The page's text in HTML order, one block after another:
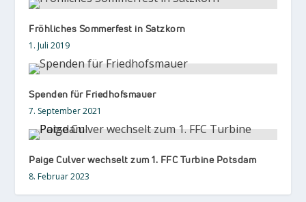
Fröhliches Sommerfest in Satzkorn
1. Juli 2019
Spenden für Friedhofsmauer
7. September 2021
Paige Culver wechselt zum 1. FFC Turbine Potsdam
8. Februar 2023